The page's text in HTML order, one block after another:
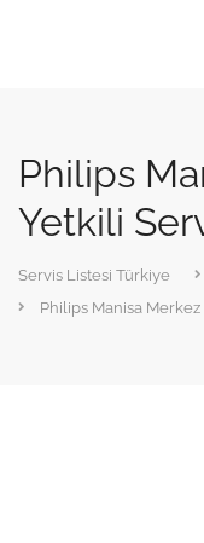
Philips
Yetkili
Servis Listesi Türkiye
Philips Manisa